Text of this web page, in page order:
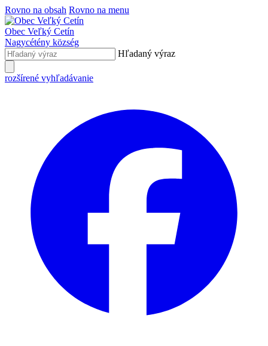
Rovno na obsah Rovno na menu
Obec Veľký Cetín
Nagycétény község
Hľadaný výraz
rozšírené vyhľadávanie